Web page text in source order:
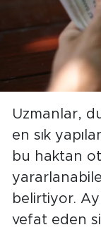
Uzmanlar,
en sık
bu haktan
belirtiyor.
vefat eden